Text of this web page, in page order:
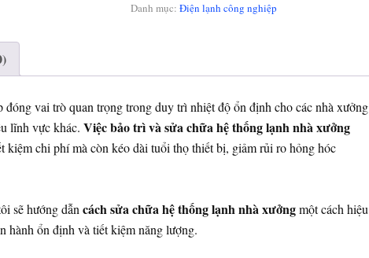
Danh mục: Điện lạnh công nghiệp
đóng vai trò quan trọng trong duy trì nhiệt độ ổn định cho các nhà xưởng
lĩnh vực khác. Việc bảo trì và sửa chữa hệ thống lạnh nhà xưởng
chi phí mà còn kéo dài tuổi thọ thiết bị, giảm rủi ro hỏng hóc
sẽ hướng dẫncách sửa chữa hệ thống lạnh nhà xưởngmột cách hiệu
hành ổn định và tiết kiệm năng lượng.